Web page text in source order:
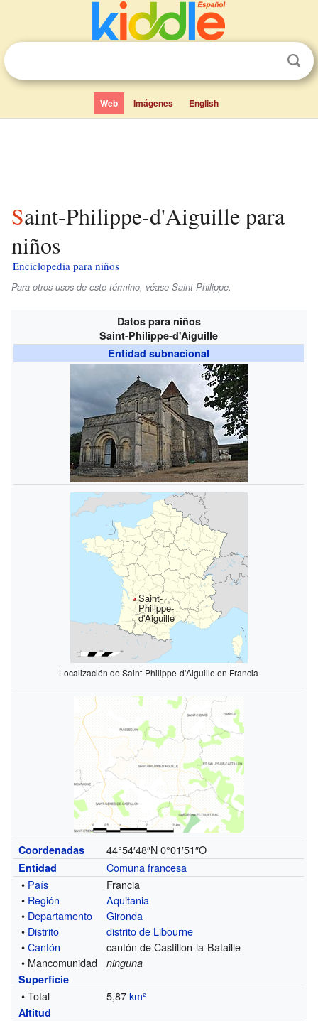
Web Imágenes English
Saint-Philippe-d'Aiguille para
niños
Enciclopedia para niños
Para otros usos de este término, véase Saint-Philippe.
Datos para niños
Saint-Philippe-d'Aiguille
Entidad subnacional
Saint-
Philippe-
d'Aiguille
Localización de Saint-Philippe-d'Aiguille en Francia
Coordenadas 44°54′48″N 0°01′51″O
Entidad
Comuna francesa
• País
Francia
• Región
Aquitania
• Departamento
Gironda
• Distrito
distrito de Libourne
•Cantón
cantón de Castillon-la-Bataille
• Mancomunidad
ninguna
Superficie
• Total 5,87km²
Altitud